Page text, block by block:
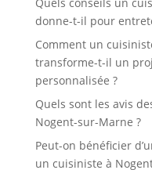
donne-t-il pour
Comment un
transforme-t-il un
personnalisée ?
Quels sont les avis
Nogent-sur-Marne ?
Peut-on bénéficier
un cuisiniste à